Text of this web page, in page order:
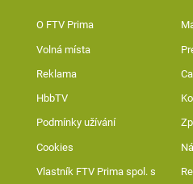
O FTV Prima
Volná místa
Reklama
HbbTV
Podmínky užívání
Cookies
Vlastník FTV Prima spol. s